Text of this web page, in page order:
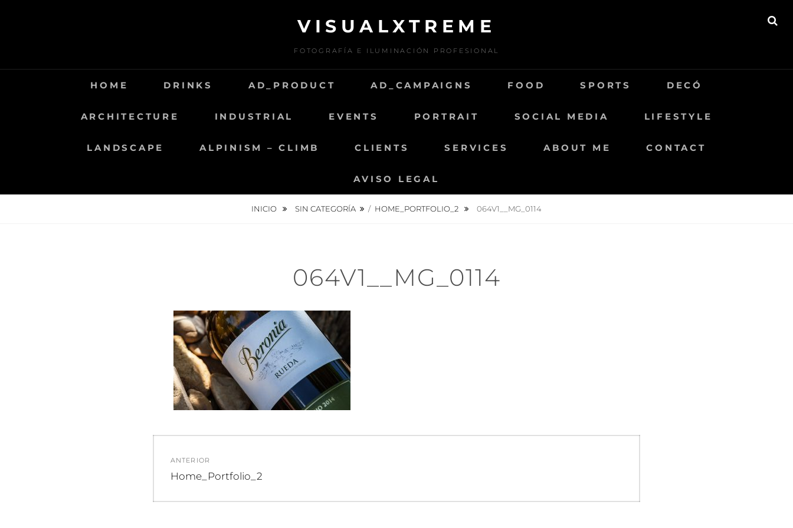
VISUALXTREME
FOTOGRAFÍA E ILUMINACIÓN PROFESIONAL
HOME DRINKS AD_PRODUCT AD_CAMPAIGNS FOOD SPORTS DECÓ
ARCHITECTURE INDUSTRIAL EVENTS PORTRAIT SOCIAL MEDIA LIFESTYLE
LANDSCAPE ALPINISM – CLIMB CLIENTS SERVICES ABOUT ME CONTACT
AVISO LEGAL
INICIO SIN CATEGORÍA / HOME_PORTFOLIO_2 064V1__MG_0114
064V1__MG_0114
de
entradas
ANTERIOR
Entrada
Home_Portfolio_2